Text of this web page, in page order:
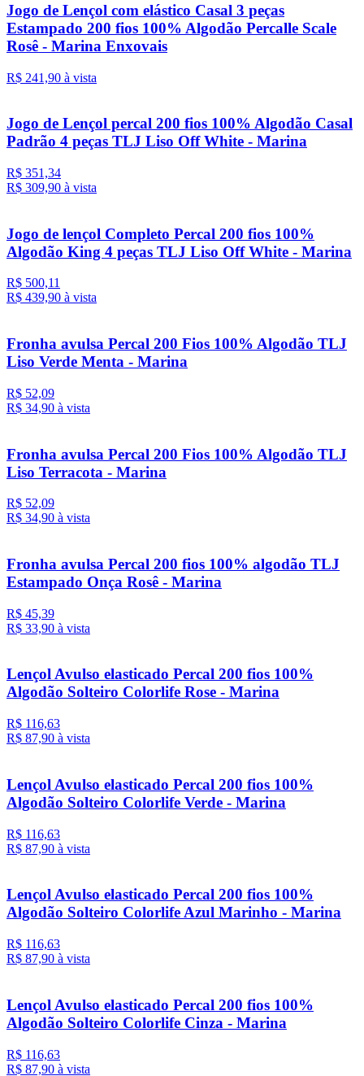
Jogo de Lençol com elástico Casal 3 peças
Estampado 200 fios 100% Algodão Percalle Scale
Rosê - Marina Enxovais
R$ 241,90 à vista
Jogo de Lençol percal 200 fios 100% Algodão Casal
Padrão 4 peças TLJ Liso Off White - Marina
R$ 351,34
R$ 309,90 à vista
Jogo de lençol Completo Percal 200 fios 100%
Algodão King 4 peças TLJ Liso Off White - Marina
R$ 500,11
R$ 439,90 à vista
Fronha avulsa Percal 200 Fios 100% Algodão TLJ
Liso Verde Menta - Marina
R$ 52,09
R$ 34,90 à vista
Fronha avulsa Percal 200 Fios 100% Algodão TLJ
Liso Terracota - Marina
R$ 52,09
R$ 34,90 à vista
Fronha avulsa Percal 200 fios 100% algodão TLJ
Estampado Onça Rosê - Marina
R$ 45,39
R$ 33,90 à vista
Lençol Avulso elasticado Percal 200 fios 100%
Algodão Solteiro Colorlife Rose - Marina
R$ 116,63
R$ 87,90 à vista
Lençol Avulso elasticado Percal 200 fios 100%
Algodão Solteiro Colorlife Verde - Marina
R$ 116,63
R$ 87,90 à vista
Lençol Avulso elasticado Percal 200 fios 100%
Algodão Solteiro Colorlife Azul Marinho - Marina
R$ 116,63
R$ 87,90 à vista
Lençol Avulso elasticado Percal 200 fios 100%
Algodão Solteiro Colorlife Cinza - Marina
R$ 116,63
R$ 87,90 à vista